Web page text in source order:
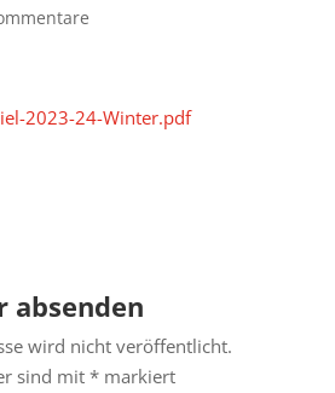
2023-24-Winter.pdf
absenden
wird nicht veröffentlicht.
sind mit *markiert